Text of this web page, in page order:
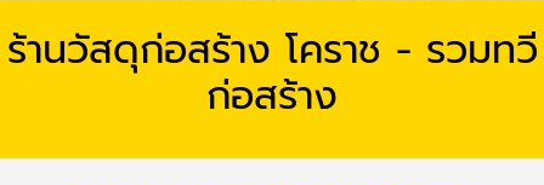
ร้านวัสดุก่อสร้าง โคราช - รวมทวี
ก่อสร้าง